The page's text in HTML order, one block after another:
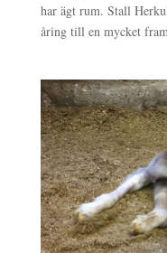
har ägt rum. Stall
åring till en mycket